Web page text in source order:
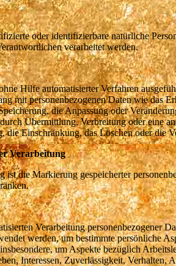
oder identifizierbare natürliche
verarbeitet werden.
Hilfe automatisierter Verfahren
mit personenbezogenen Daten wie das
die Anpassung oder
Übermittlung, Verbreitung oder eine
die Einschränkung, das Löschen oder die
ist die Markierung gespeicherter
Verarbeitung personenbezogener
werden, um bestimmte persönliche
um Aspekte bezüglich
Interessen, Zuverlässigkeit, Verhalten,